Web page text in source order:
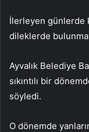
İlerleyen günlerde
dileklerde
Ayvalık Belediye
sıkıntılı bir
söyledi.
O dönemde